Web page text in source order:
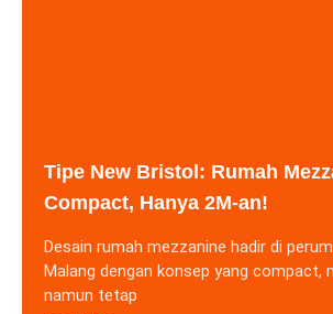
Tipe New Bristol: Rumah
Compact, Hanya 2M-an!
Desain rumah mezzanine hadir di
Malang dengan konsep yang compact,
namun tetap